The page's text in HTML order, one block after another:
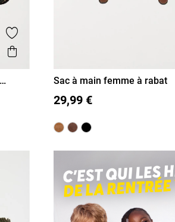
Ajouter aux favoris
Aperçu rapide
T U
Sac à main femme à rabat
29,99 €